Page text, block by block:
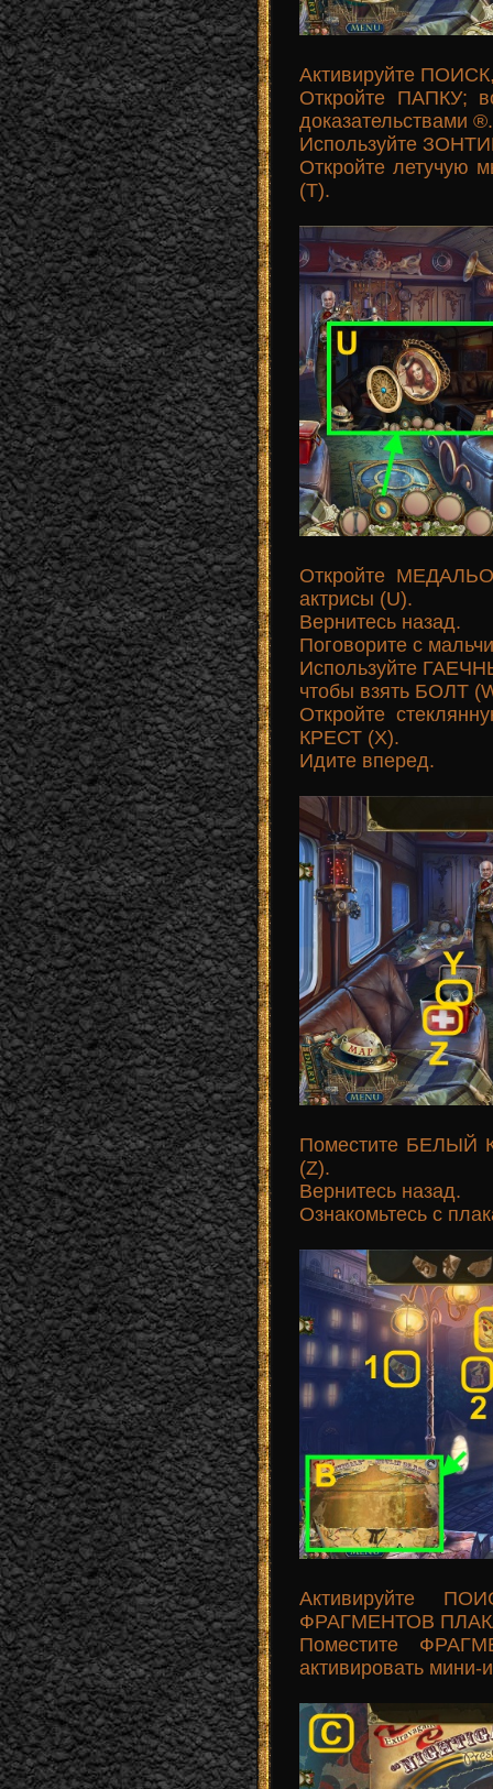
Активируйте
Откройте ПАПКУ;
доказательствами ®.
Используйте
Откройте
(T).
Откройте
актрисы (U).
Вернитесь назад.
Поговорите с
Используйте
чтобы взять БОЛТ
Откройте
КРЕСТ (X).
Идите вперед.
Поместите БЕЛЫЙ
(Z).
Вернитесь назад.
Ознакомьтесь с
Активируйте
ФРАГМЕНТОВ
Поместите
активировать мини-